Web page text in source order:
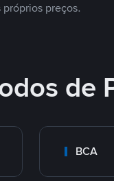
preços.
de
BCA